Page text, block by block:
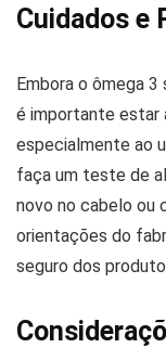
Cuidados e
Embora o ômega 3
é importante estar
especialmente ao
faça um teste de
novo no cabelo ou
orientações do
seguro dos